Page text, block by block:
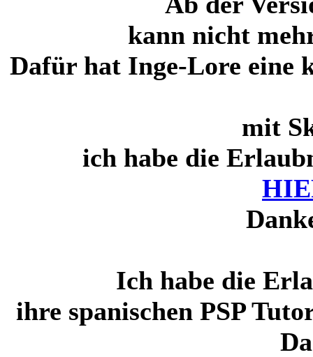
kann nicht
Dafür hat Inge-Lore eine
mit
ich habe die
Ich habe die
ihre spanischen PSP